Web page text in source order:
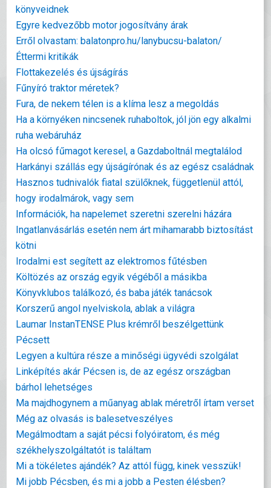
könyveidnek
Egyre kedvezőbb motor jogosítvány árak
Erről olvastam: balatonpro.hu/lanybucsu-balaton/
Éttermi kritikák
Flottakezelés és újságírás
Fűnyíró traktor méretek?
Fura, de nekem télen is a klíma lesz a megoldás
Ha a környéken nincsenek ruhaboltok, jól jön egy alkalmi
ruha webáruház
Ha olcsó fűmagot keresel, a Gazdaboltnál megtalálod
Harkányi szállás egy újságírónak és az egész családnak
Hasznos tudnivalók fiatal szülőknek, függetlenül attól,
hogy irodalmárok, vagy sem
Információk, ha napelemet szeretni szerelni házára
Ingatlanvásárlás esetén nem árt mihamarabb biztosítást
kötni
Irodalmi est segített az elektromos fűtésben
Költözés az ország egyik végéből a másikba
Könyvklubos találkozó, és baba játék tanácsok
Korszerű angol nyelviskola, ablak a világra
Laumar InstanTENSE Plus krémről beszélgettünk
Pécsett
Legyen a kultúra része a minőségi ügyvédi szolgálat
Linképítés akár Pécsen is, de az egész országban
bárhol lehetséges
Ma majdhogynem a műanyag ablak méretről írtam verset
Még az olvasás is balesetveszélyes
Megálmodtam a saját pécsi folyóiratom, és még
székhelyszolgáltatót is találtam
Mi a tökéletes ajándék? Az attól függ, kinek vesszük!
Mi jobb Pécsben, és mi a jobb a Pesten élésben?